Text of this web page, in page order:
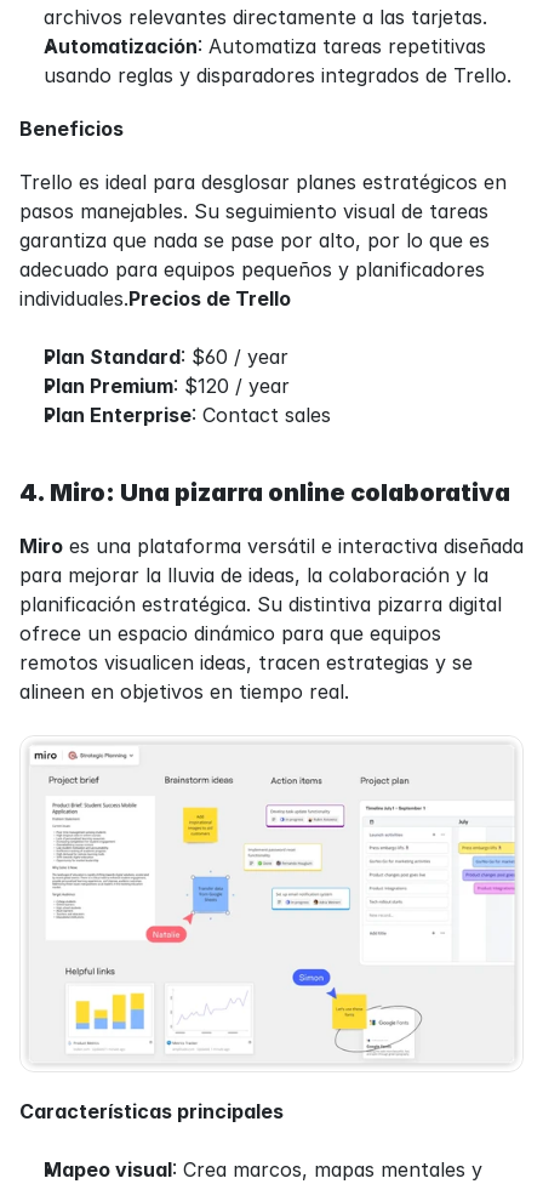
archivos relevantes directamente a las tarjetas.
Automatización: Automatiza tareas repetitivas
usando reglas y disparadores integrados de Trello.
Beneficios
Trello es ideal para desglosar planes estratégicos en
pasos manejables. Su seguimiento visual de tareas
garantiza que nada se pase por alto, por lo que es
adecuado para equipos pequeños y planificadores
individuales.Precios de Trello
Plan Standard: $60 / year
Plan Premium: $120 / year
Plan Enterprise: Contact sales
4. Miro: Una pizarra online colaborativa
Miro es una plataforma versátil e interactiva diseñada
para mejorar la lluvia de ideas, la colaboración y la
planificación estratégica. Su distintiva pizarra digital
ofrece un espacio dinámico para que equipos
remotos visualicen ideas, tracen estrategias y se
alineen en objetivos en tiempo real.
Características principales
Mapeo visual: Crea marcos, mapas mentales y